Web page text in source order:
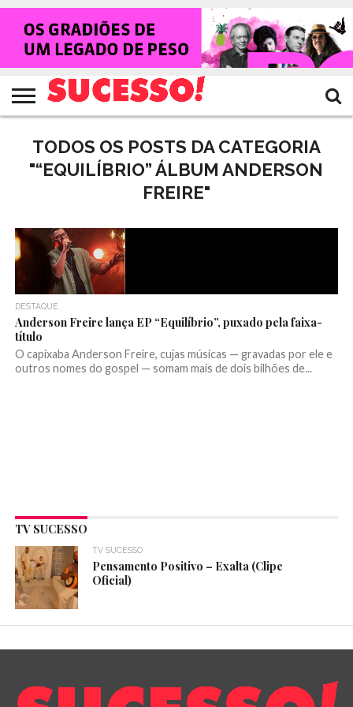
HOME
NOTÍCIAS
SHOWS
ENTREVISTAS
CLIQUES
RANKING
CROWLEY
TV
SUCESSO!
REVISTA
SUCESSO!
TODOS OS POSTS DA CATEGORIA
"“EQUILÍBRIO” ÁLBUM ANDERSON
FREIRE"
DESTAQUE
Anderson Freire lança EP “Equilíbrio”, puxado pela faixa-
título
O capixaba Anderson Freire, cujas músicas — gravadas por ele e
outros nomes do gospel — somam mais de dois bilhões de...
TV SUCESSO
TV SUCESSO
Pensamento Positivo – Exalta (Clipe
Oficial)